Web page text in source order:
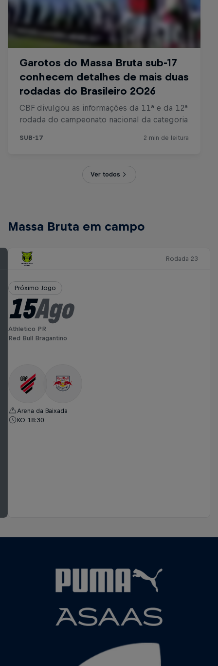
Ver todos
Massa Bruta em campo
Rodada 23
Próximo Jogo
15Ago
Athletico PR
Red Bull Bragantino
Arena da Baixada
KO 18:30